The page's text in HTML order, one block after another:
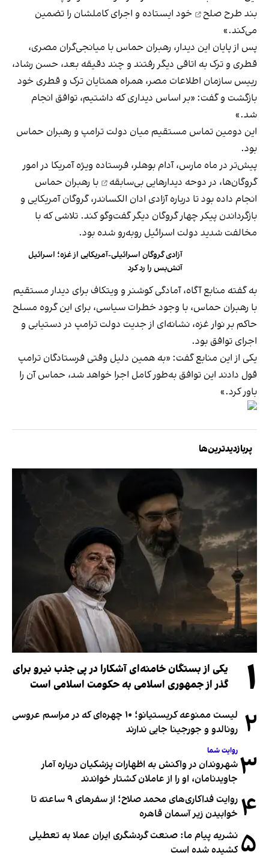
بند طرح صلح
خود ایستاده و اجرای کاملشان را تضمین
می‌کند.»
پس از پایان این دیدار، رهبران حماس با میانجی‌گران مصری،
قطری و ترک به اتاقی دیگر رفتند و چند دقیقه بعد، حسن رشاد،
رییس سازمان اطلاعات مصر، همراه همتایان ترک و قطری خود
بازگشت و گفت: «بر اساس دیداری که داشتیم، توافق انجام
شد.»
این دومین تماس مستقیم میان دولت ترامپ و رهبران حماس
بود.
پیش‌تر در ماه مارس، آدام بوهلر، فرستاده ویژه آمریکا در امور
گروگان‌ها، در دوحه دیدارهایی بی‌سابقه
با رهبران حماس
انجام داده بود تا درباره آزادی ادان الکساندر، گروگان آمریکایی و
بازگرداندن پیکر چهار گروگان دیگر گفت‌وگو کند. تلاشی که با
مخالفت شدید دولت اسرائیل روبه‌رو شده بود.
آزادی گروگان اسرائیلی-آمریکایی از غزه؛ اسرائیل
آتش‌بس را رد کرد
به گفته منابع آگاه، آمادگی کوشنر و ویتکاف برای دیدار مستقیم
با رهبران حماس، با وجود خطرات سیاسی، برای این گروه مسلح
حاکم بر نوار غزه، نشانه‌ای از جدیت دولت ترامپ در دستیابی و
اجرای توافق بود.
یکی از این منابع گفت: «به همین دلیل وقتی فرستادگان ترامپ
قول دادند این توافق به‌طور کامل اجرا خواهد شد، حماس آن را
باور کرد.»
پربازدیدترین‌ها
۱
یکی از بستگان خامنه‌ای آشکارا در پی جذب نیرو برای
گذر از جمهوری اسلامی به حکومت اسلامی است
۲
لیست ممنوعه کریستیانو؛ ۱۰ چهره‌ای که در مراسم عروسی
رونالدو و جورجینا جایی ندارند
۳ روایت شما
شهروندان در واکنش به اظهارات پزشکیان درباره آمار
جاویدنامان، او را از عاملان کشتار خواندند
۴
روایت فداکاری‌های محمد صلاح؛ از سفرهای ۹ ساعته تا
خوابیدن زیر آسمان قاهره
۵ نشریه پیام ما: صنعت گردشگری ایران عملا به تعطیلی
کشیده شده است